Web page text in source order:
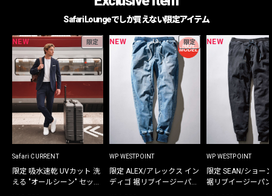
Safari Loungeでしか買えない限定アイテム
NEW 限定
Safari CURRENT
限定 吸水速乾 UVカット 洗
える "オールシーン" セット
NEW 限定
WP WESTPOINT
限定 ALEX/アレックス イン
ディゴ 裾リブイージーパン
NEW
WP WESTPOINT
限定 SEAN/ショー
裾リブイージーパ